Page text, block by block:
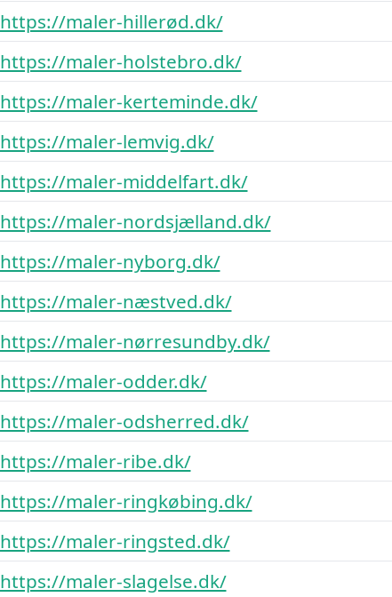
https://maler-hillerød.dk/
https://maler-holstebro.dk/
https://maler-kerteminde.dk/
https://maler-lemvig.dk/
https://maler-middelfart.dk/
https://maler-nordsjælland.dk/
https://maler-nyborg.dk/
https://maler-næstved.dk/
https://maler-nørresundby.dk/
https://maler-odder.dk/
https://maler-odsherred.dk/
https://maler-ribe.dk/
https://maler-ringkøbing.dk/
https://maler-ringsted.dk/
https://maler-slagelse.dk/